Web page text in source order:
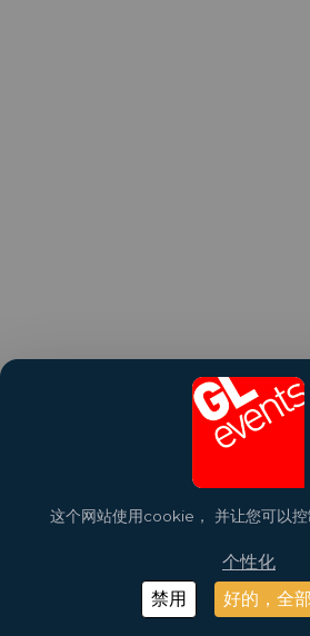
这个网站使用cookie， 并让您可以控
好的，全
禁用
个性化